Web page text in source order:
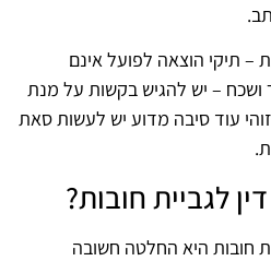
תיקי הוצאה לפועל אינם
– יש להגיש בקשות על מנת
עוד סיבה מדוע יש לעשות סאת
לגביית חובות?
חובות היא החלטה חשובה